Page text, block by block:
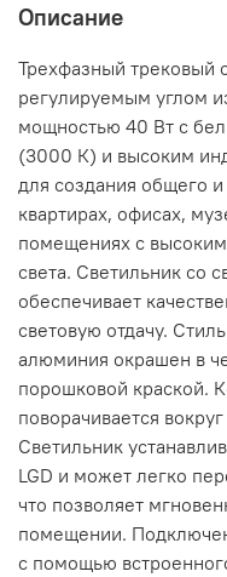
Описание
Трехфазный трековый
регулируемым углом
мощностью 40 Вт с
(3000 К) и высоким
для создания общего
квартирах, офисах,
помещениях с
света. Светильник со
обеспечивает
световую отдачу.
алюминия окрашен в
порошковой краской.
поворачивается
Светильник
LGD и может легко
что позволяет
помещении.
с помощью